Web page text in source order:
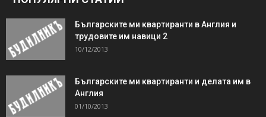
Българските ми квартиранти в Англия и
трудовите им навици 2
10/12/2013
Българските ми квартиранти и делата им в
Англия
01/10/2013